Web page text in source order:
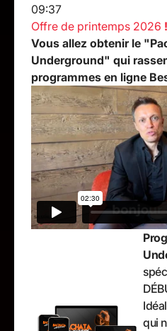
09:36
Offre de printemps 2026 !
Vous allez obtenir le
Underground" qui
programmes en ligne
qui